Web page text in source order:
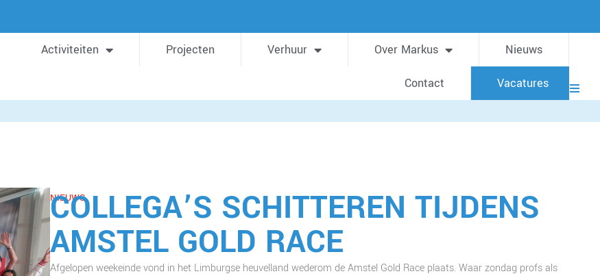
Activiteiten Projecten Verhuur Over Markus Nieuws
Contact Vacatures
NIEUWS
COLLEGA’S SCHITTEREN TIJDENS
AMSTEL GOLD RACE
Afgelopen weekeinde vond in het Limburgse heuvelland wederom de Amstel Gold Race plaats. Waar zondag profs als